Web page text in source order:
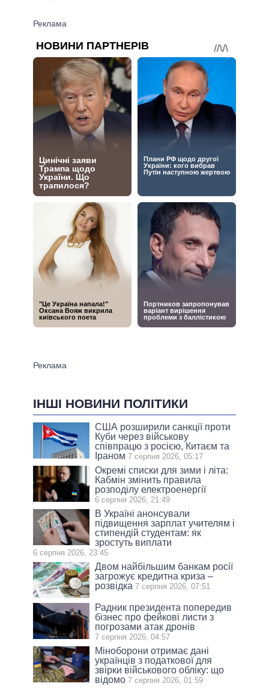
ІНШІ НОВИНИ ПОЛІТИКИ
США розширили санкції проти
Куби через військову
співпрацю з росією, Китаєм та
Іраном 7 серпня 2026, 05:17
Окремі списки для зими і літа:
Кабмін змінить правила
розподілу електроенергії
6 серпня 2026, 21:49
В Україні анонсували
підвищення зарплат учителям і
стипендій студентам: як
зростуть виплати
6 серпня 2026, 23:45
Двом найбільшим банкам росії
загрожує кредитна криза –
розвідка 7 серпня 2026, 07:51
Радник президента попередив
бізнес про фейкові листи з
погрозами атак дронів
7 серпня 2026, 04:57
Міноборони отримає дані
українців з податкової для
звірки військового обліку: що
відомо 7 серпня 2026, 01:59